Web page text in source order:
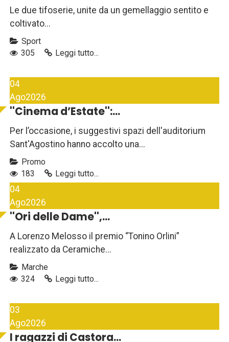
Le due tifoserie, unite da un gemellaggio sentito e
coltivato...
Sport
305
Leggi tutto...
04
Ago2026
''Cinema d’Estate'':...
Per l’occasione, i suggestivi spazi dell'auditorium
Sant'Agostino hanno accolto una...
Promo
183
Leggi tutto...
04
Ago2026
''Ori delle Dame'',...
A Lorenzo Melosso il premio “Tonino Orlini”
realizzato da Ceramiche...
Marche
324
Leggi tutto...
03
Ago2026
I ragazzi di Castora...